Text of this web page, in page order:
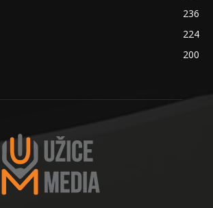
236
224
200